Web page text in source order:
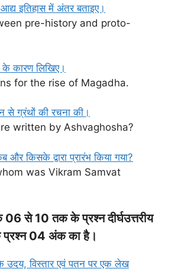
आद्य इतिहास में अंतर बताइए।
pre-history and proto-
कारण लिखिए।
for the rise of Magadha.
से ग्रंथों की रचना की।
written by Ashvaghosha?
किसके द्वारा प्रारंभ किया गया?
was Vikram Samvat
06 से 10 तक के प्रश्न दीर्घउत्तरीय
प्रश्न 04 अंक का है।
उदय, विस्तार एवं पतन पर एक लेख